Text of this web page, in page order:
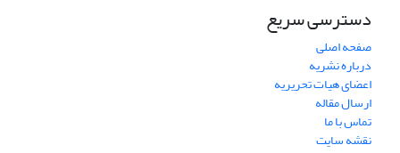
دسترسی سریع
صفحه اصلی
درباره نشریه
اعضای هیات تحریریه
ارسال مقاله
تماس با ما
نقشه سایت